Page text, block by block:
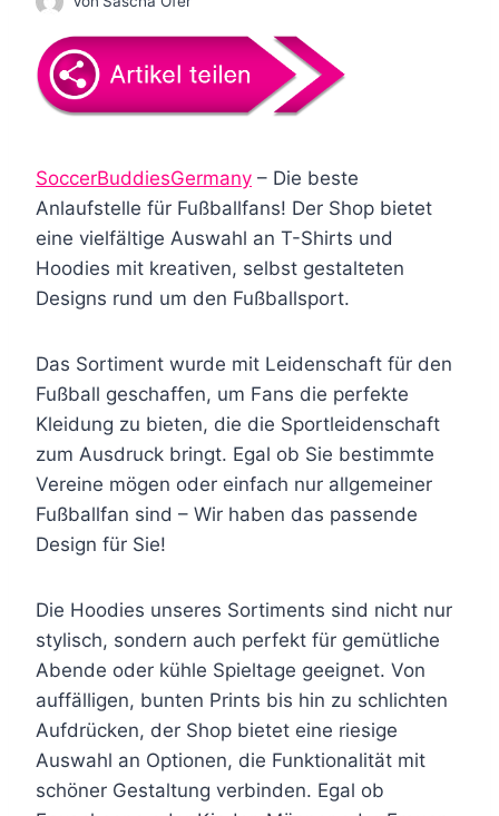
SoccerBuddiesGermany – Die beste
Anlaufstelle für Fußballfans! Der Shop bietet
eine vielfältige Auswahl an T-Shirts und
Hoodies mit kreativen, selbst gestalteten
Designs rund um den Fußballsport.
Das Sortiment wurde mit Leidenschaft für den
Fußball geschaffen, um Fans die perfekte
Kleidung zu bieten, die die Sportleidenschaft
zum Ausdruck bringt. Egal ob Sie bestimmte
Vereine mögen oder einfach nur allgemeiner
Fußballfan sind – Wir haben das passende
Design für Sie!
Die Hoodies unseres Sortiments sind nicht nur
stylisch, sondern auch perfekt für gemütliche
Abende oder kühle Spieltage geeignet. Von
auffälligen, bunten Prints bis hin zu schlichten
Aufdrücken, der Shop bietet eine riesige
Auswahl an Optionen, die Funktionalität mit
schöner Gestaltung verbinden. Egal ob